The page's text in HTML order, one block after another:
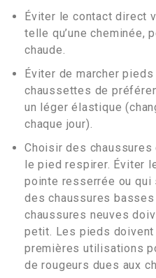
Éviter le contact direct
telle qu’une cheminée,
chaude.
Éviter de marcher
chaussettes de
un léger élastique
chaque jour).
Choisir des
le pied respirer. Éviter
pointe resserrée ou
des chaussures
chaussures neuves
petit. Les pieds
premières utilisations
de rougeurs dues aux